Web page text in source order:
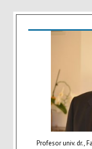
Profesor univ. dr.,